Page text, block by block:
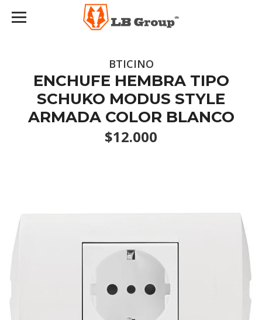
BTICINO
ENCHUFE HEMBRA TIPO
SCHUKO MODUS STYLE
ARMADA COLOR BLANCO
$12.000